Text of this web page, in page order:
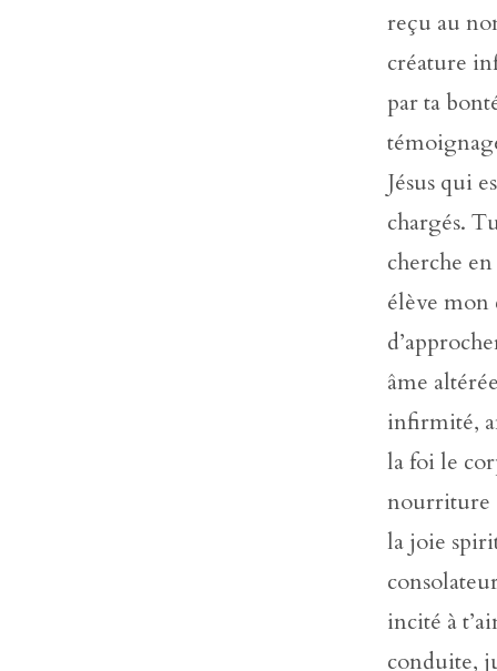
reçu au
créature
par ta
Jésus qui
chargés.
cherche
élève
âme
infirmité,
la foi le
nourriture
la joie
incité à
conduite,